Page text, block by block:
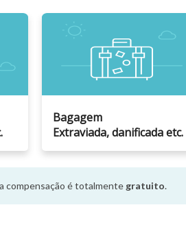
Bagagem
Extraviada, danificada etc.
compensação é totalmente gratuito.